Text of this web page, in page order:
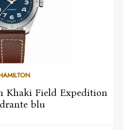
Khaki Field Expedition
blu